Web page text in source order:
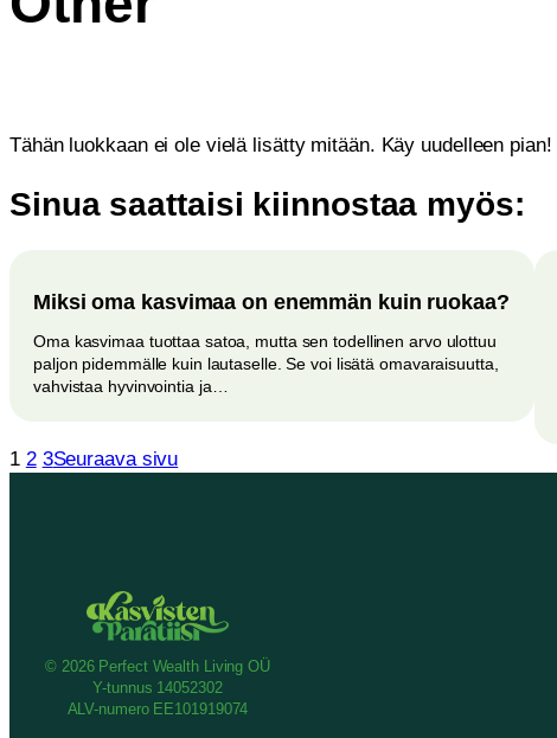
Tähän luokkaan ei ole vielä lisätty mitään. Käy uudelleen pian!
Sinua saattaisi kiinnostaa myös:
Miksi oma kasvimaa on enemmän kuin ruokaa?
Oma kasvimaa tuottaa satoa, mutta sen todellinen arvo ulottuu
paljon pidemmälle kuin lautaselle. Se voi lisätä omavaraisuutta,
vahvistaa hyvinvointia ja…
1 2 3Seuraava sivu
© 2026 Perfect Wealth Living OÜ
Y-tunnus 14052302
ALV-numero EE101919074